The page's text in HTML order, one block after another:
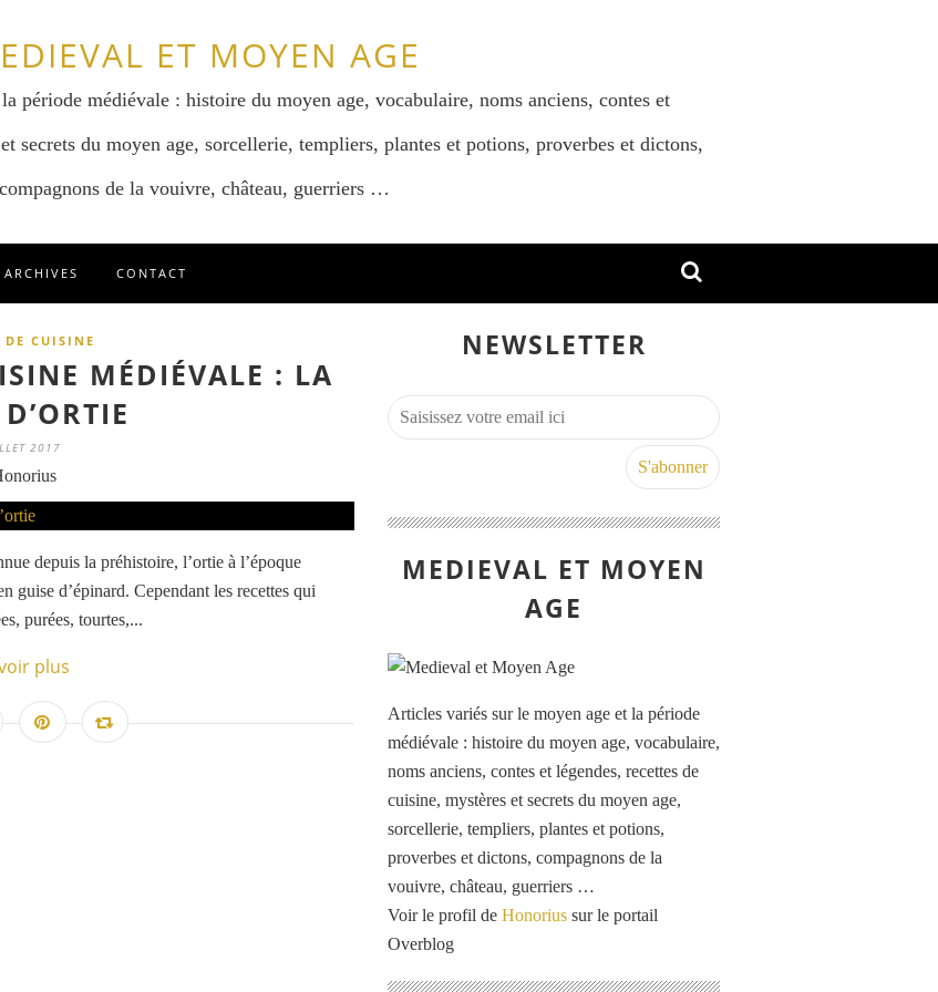
ET MOYEN AGE
période médiévale : histoire du moyen age, vocabulaire, noms anciens, contes et
secrets du moyen age, sorcellerie, templiers, plantes et potions, proverbes et dictons,
compagnons de la vouivre, château, guerriers …
ARCHIVES CONTACT
DE CUISINE
MÉDIÉVALE : LA
2017
depuis la préhistoire, l’ortie à l’époque
guise d’épinard. Cependant les recettes qui
purées, tourtes,...
plus
NEWSLETTER
MEDIEVAL ET MOYEN
AGE
Articles variés sur le moyen age et la période
médiévale : histoire du moyen age, vocabulaire,
noms anciens, contes et légendes, recettes de
cuisine, mystères et secrets du moyen age,
sorcellerie, templiers, plantes et potions,
proverbes et dictons, compagnons de la
vouivre, château, guerriers …
Voir le profil de Honorius sur le portail
Overblog